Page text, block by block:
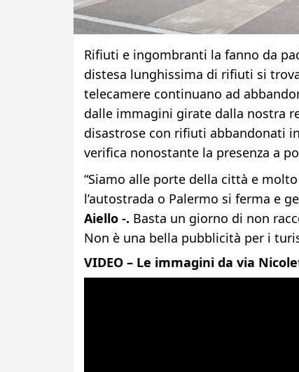
Rifiuti e ingombranti la fanno da
distesa lunghissima di rifiuti si
telecamere continuano ad
dalle immagini girate dalla nostra
disastrose con rifiuti abbandonati
verifica nonostante la presenza a
“Siamo alle porte della città e
l’autostrada o Palermo si ferma e
Aiello -. Basta un giorno di non
Non è una bella pubblicità per i
VIDEO – Le immagini da via